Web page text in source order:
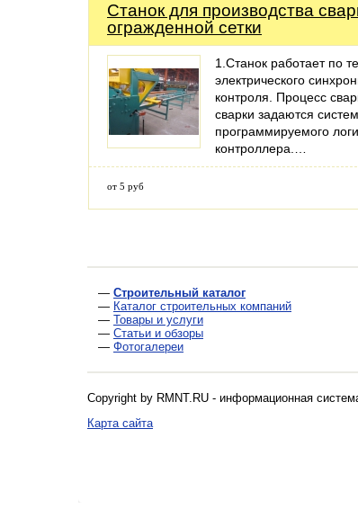
Станок для производства
огражденной сетки
1.Станок работает по
электрического
контроля. Процесс
сварки задаются
программируемого
контроллера.…
от 5 руб
— Строительный каталог
— Каталог строительных компаний
— Товары и услуги
— Статьи и обзоры
— Фотогалереи
Copyright by RMNT.RU - информационная
Карта сайта